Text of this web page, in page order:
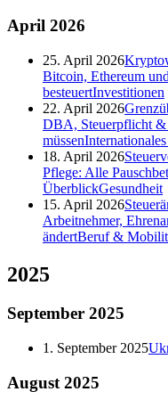
April 2026
25. April 2026
Bitcoin, Ethereum
besteuertInvestitionen
22. April 2026
DBA, Steuerpflicht &
müssen
18. April 2026
Pflege: Alle
ÜberblickGesundheit
15. April 2026
Arbeitnehmer,
ändertBeruf &
2025
September 2025
1. September 2025
August 2025